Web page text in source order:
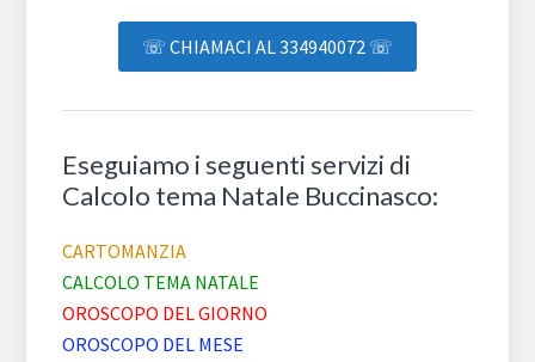
☏ CHIAMACI AL 334940072 ☏
Eseguiamo i seguenti servizi di
Calcolo tema Natale Buccinasco:
CARTOMANZIA
CALCOLO TEMA NATALE
OROSCOPO DEL GIORNO
OROSCOPO DEL MESE